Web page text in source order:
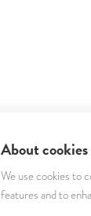
About
We use cookies to
features and to